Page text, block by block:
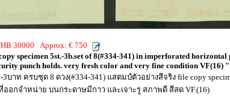
30000 Approx: € 750
specimen 5st.-3b.set of 8(#334-341) in imperforated
punch holds. very fresh color and very fine condition VF(16) "
บาท ครบชุด 8 ดวง(#334-341) แสตมป์ตัวอย่างสีจริง file copy
กจำหน่าย บนกระดาษมีกาว และเจาะรู สภาพดี สีสด VF.(16)